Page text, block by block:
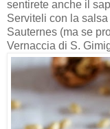
sentirete anche il
Serviteli con la
Sauternes (ma se
Vernaccia di S.